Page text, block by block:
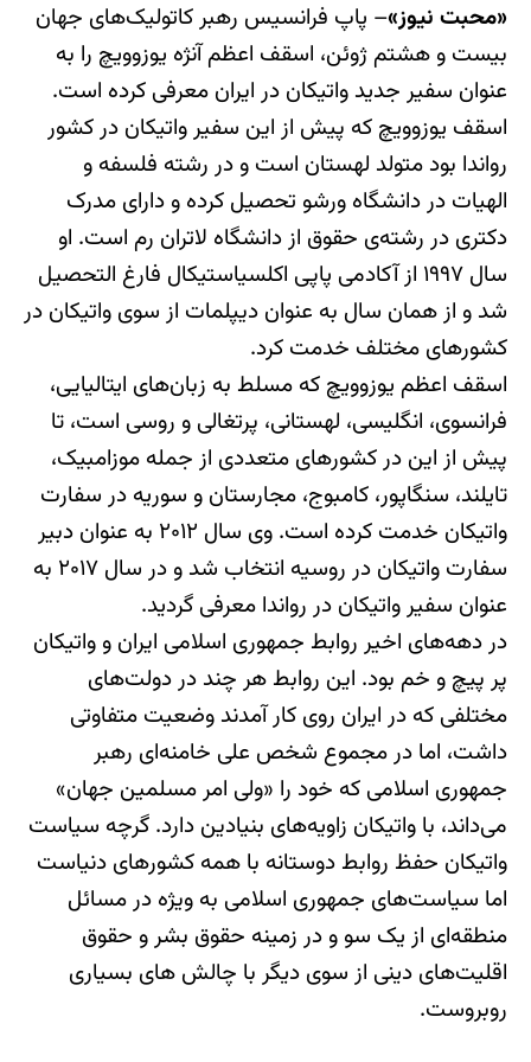
«محبت نیوز»– پاپ فرانسیس رهبر کاتولیک‌های جهان
بیست و هشتم ژوئن، اسقف اعظم آنژه یوزوویچ را به
عنوان سفیر جدید واتیکان در ایران معرفی کرده است.
اسقف یوزوویچ که پیش از این سفیر واتیکان در کشور
رواندا بود متولد لهستان است و در رشته فلسفه و
الهیات در دانشگاه ورشو تحصیل کرده و دارای مدرک
دکتری در رشته‌ی حقوق از دانشگاه لاتران رم است. او
سال ۱۹۹۷ از آکادمی پاپی اکلسیاستیکال فارغ التحصیل
شد و از همان سال به عنوان دیپلمات از سوی واتیکان در
کشورهای مختلف خدمت کرد.
اسقف اعظم یوزوویچ که مسلط به زبان‌های ایتالیایی،
فرانسوی، انگلیسی، لهستانی، پرتغالی و روسی است، تا
پیش از این در کشورهای متعددی از جمله موزامبیک،
تایلند، سنگاپور، کامبوج، مجارستان و سوریه در سفارت
واتیکان خدمت کرده است. وی سال ۲۰۱۲ به عنوان دبیر
سفارت واتیکان در روسیه انتخاب شد و در سال ۲۰۱۷ به
عنوان سفیر واتیکان در رواندا معرفی گردید.
در دهه‌های اخیر روابط جمهوری اسلامی ایران و واتیکان
پر پیچ و خم بود. این روابط هر چند در دولت‌های
مختلفی که در ایران روی کار آمدند وضعیت متفاوتی
داشت، اما در مجموع شخص علی خامنه‌ای رهبر
جمهوری اسلامی که خود را «ولی امر مسلمین جهان»
می‌داند، با واتیکان زاویه‌های بنیادین دارد. گرچه سیاست
واتیکان حفظ روابط دوستانه با همه کشورهای دنیاست
اما سیاست‌های جمهوری اسلامی به ویژه در مسائل
منطقه‌ای از یک سو و در زمینه حقوق بشر و حقوق
اقلیت‌های دینی از سوی دیگر با چالش های بسیاری
روبروست.